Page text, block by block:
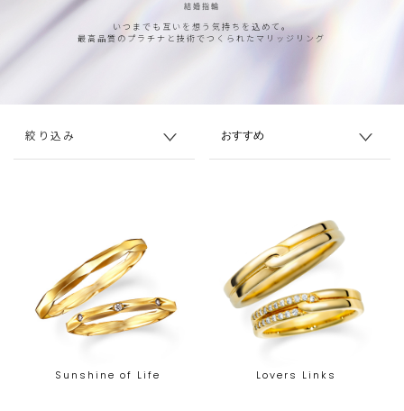
結婚指輪
いつまでも互いを想う気持ちを込めて。
最高品質のプラチナと技術でつくられたマリッジリング
絞り込み
Sunshine of Life Lovers Links